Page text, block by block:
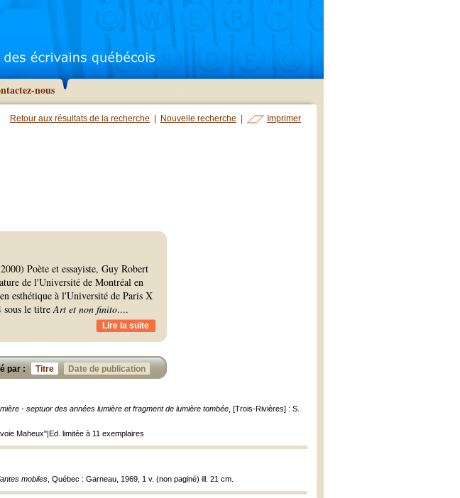
nous
Retour aux résultats de la recherche Nouvelle recherche Imprimer
Poète et essayiste, Guy Robert
de l'Université de Montréal en
esthétique à l'Université de Paris X
sous le titreArt et non finito....
Lire la suite
par : Titre Date de publication
- septuor des années lumière et fragment de lumière tombée , [Trois-Rivières] : S.
Maheux"|Ed. limitée à 11 exemplaires
mobiles , Québec : Garneau, 1969, 1 v. (non paginé) ill. 21 cm.